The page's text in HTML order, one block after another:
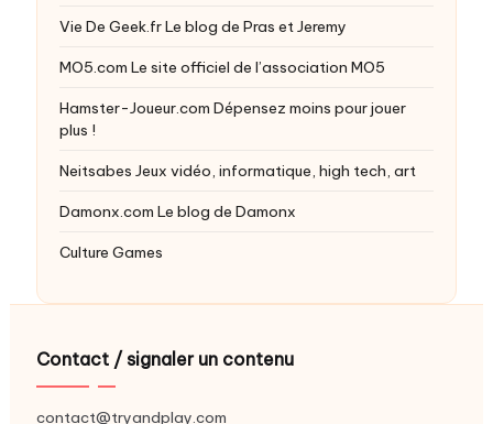
Vie De Geek.frLe blog de Pras et Jeremy
MO5.com Le site officiel de l’association MO5
Hamster-Joueur.com Dépensez moins pour jouer
plus !
Neitsabes Jeux vidéo, informatique, high tech, art
Damonx.com Le blog de Damonx
Culture Games
Contact / signaler un contenu
contact@tryandplay.com